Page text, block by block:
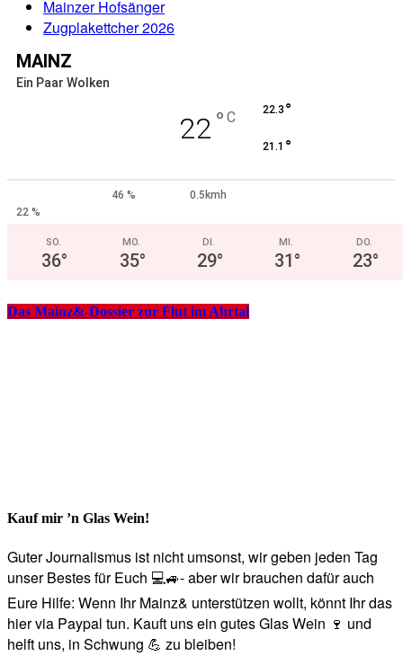
Mainzer Hofsänger
Zugplakettcher 2026
MAINZ
Ein Paar Wolken
22 ° C 22.3 °
21.1 °
46 %
0.5kmh
22 %
SO.
36°
MO.
35°
DI.
29°
MI.
31°
DO.
23°
Das Mainz&-Dossier zur Flut im Ahrtal
Kauf mir ’n Glas Wein!
Guter Journalismus ist nicht umsonst, wir geben jeden Tag
unser Bestes für Euch 💻🚙- aber wir brauchen dafür auch
Eure Hilfe: Wenn Ihr Mainz& unterstützen wollt, könnt Ihr das
hier via Paypal tun. Kauft uns ein gutes Glas Wein 🍷 und
helft uns, in Schwung 💪 zu bleiben!